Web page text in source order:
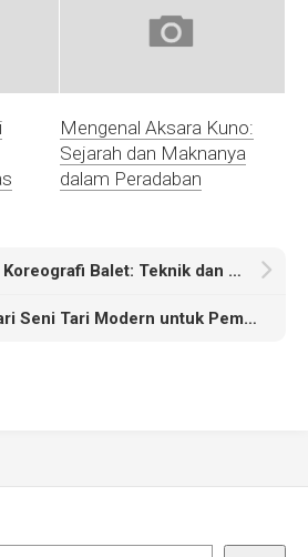
Mengenal Aksara Kuno:
Sejarah dan Maknanya
dalam Peradaban
Mengungkap Seni Koreografi Balet: Teknik dan Inspirasi untuk Penari
Cara Mempelajari Seni Tari Modern untuk Pemula dengan Mudah